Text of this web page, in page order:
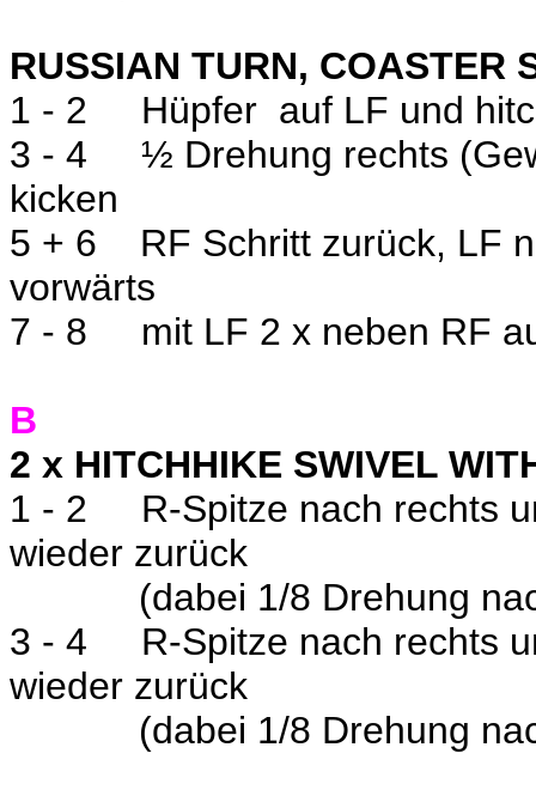
RUSSIAN TURN, COASTER
1 - 2
Hüpfer auf LF und
3 - 4
½ Drehung rechts
kicken
5 + 6
RF Schritt zurück, LF
vorwärts
7 - 8
mit LF 2 x neben RF
B
2 x HITCHHIKE SWIVEL
1 - 2
R-Spitze nach rechts
wieder zurück
(dabei 1/8 Drehung
3 - 4
R-Spitze nach rechts
wieder zurück
(dabei 1/8 Drehung